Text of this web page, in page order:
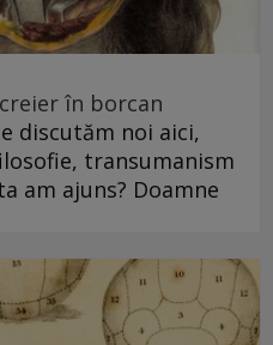
în borcan
discutăm noi aici,
transumanism
am ajuns? Doamne